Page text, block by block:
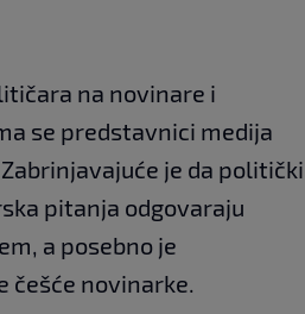
na novinare i
se predstavnici medija
je da politički
pitanja odgovaraju
a posebno je
češće novinarke.